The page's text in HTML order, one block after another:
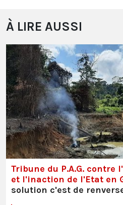
À LIRE AUSSI
Tribune du P.A.G.
et l'inaction de l'Etat en
solution c'est de